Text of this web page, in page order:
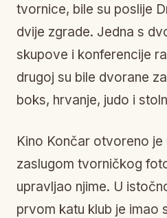
tvornice, bile su poslije
dvije zgrade. Jedna s
skupove i konferencije
drugoj su bile dvorane
boks, hrvanje, judo i
Kino Končar otvoreno
zaslugom tvorničkog
upravljao njime. U
prvom katu klub je imao